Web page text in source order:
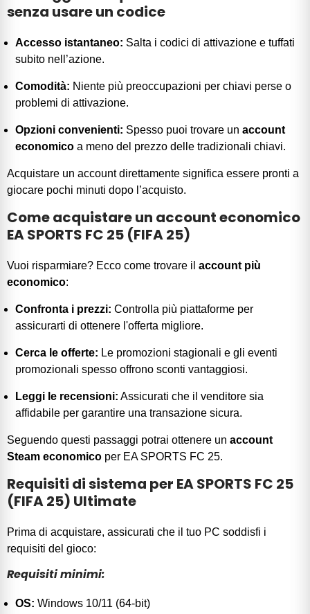
senza usare un codice
Accesso istantaneo: Salta i codici di attivazione e tuffati
subito nell’azione.
Comodità: Niente più preoccupazioni per chiavi perse o
problemi di attivazione.
Opzioni convenienti: Spesso puoi trovare un account
economico a meno del prezzo delle tradizionali chiavi.
Acquistare un account direttamente significa essere pronti a
giocare pochi minuti dopo l’acquisto.
Come acquistare un account economico
EA SPORTS FC 25 (FIFA 25)
Vuoi risparmiare? Ecco come trovare il account più
economico:
Confronta i prezzi: Controlla più piattaforme per
assicurarti di ottenere l'offerta migliore.
Cerca le offerte: Le promozioni stagionali e gli eventi
promozionali spesso offrono sconti vantaggiosi.
Leggi le recensioni: Assicurati che il venditore sia
affidabile per garantire una transazione sicura.
Seguendo questi passaggi potrai ottenere un account
Steam economico per EA SPORTS FC 25.
Requisiti di sistema per EA SPORTS FC 25
(FIFA 25) Ultimate
Prima di acquistare, assicurati che il tuo PC soddisfi i
requisiti del gioco:
Requisiti minimi:
OS: Windows 10/11 (64-bit)